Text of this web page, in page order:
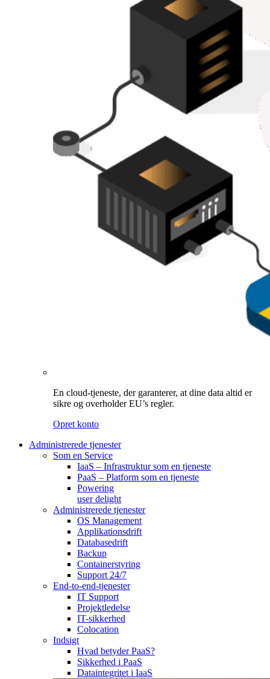
En cloud-tjeneste, der garanterer, at dine data altid er
sikre og overholder EU’s regler.
Opret konto
Administrerede tjenester
Som en Service
IaaS – Infrastruktur som en tjeneste
PaaS – Platform som en tjeneste
Powering
user delight
Administrerede tjenester
OS Management
Applikationsdrift
Databasedrift
Backup
Containerstyring
Support 24/7
End-to-end-tjenester
IT Support
Projektledelse
IT-sikkerhed
Colocation
Indsigt
Hvad betyder PaaS?
Sikkerhed i PaaS
Dataintegritet i IaaS